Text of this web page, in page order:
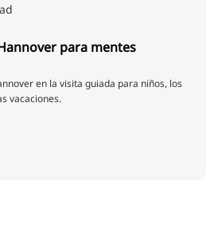
para mentes
en la visita guiada para niños, los
vacaciones.